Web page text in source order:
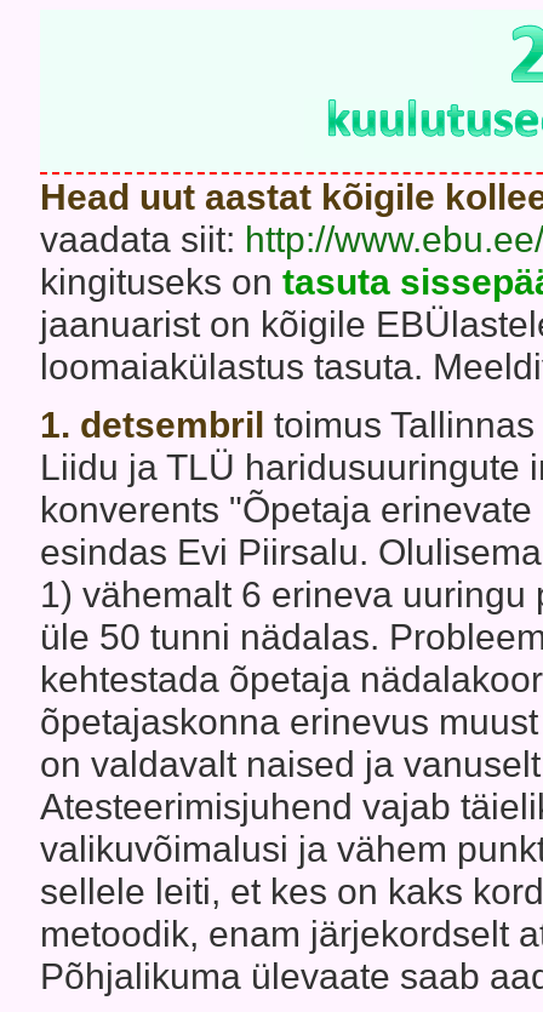
Head uut aastat kõigile
vaadata siit: http://
kingituseks on tasuta
jaanuarist on kõigile
loomaiakülastus tasuta.
1. detsembril toimus
Liidu ja TLÜ haridusuuringute
konverents "Õpetaja
esindas Evi Piirsalu.
1) vähemalt 6 erineva
üle 50 tunni nädalas.
kehtestada õpetaja
õpetajaskonna erinevus
on valdavalt naised ja
Atesteerimisjuhend vajab
valikuvõimalusi ja vähem
sellele leiti, et kes on kaks
metoodik, enam järjekordselt
Põhjalikuma ülevaate saab